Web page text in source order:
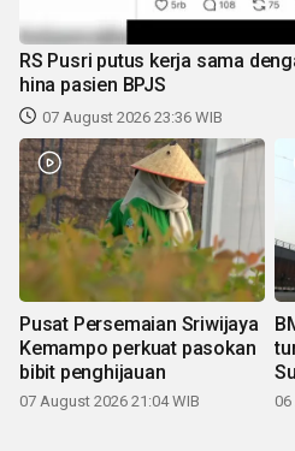
RS Pusri putus kerja sama
hina pasien BPJS
07 August 2026 23:36 WIB
Pusat Persemaian Sriwijaya
Kemampo perkuat pasokan
bibit penghijauan
07 August 2026 21:04 WIB